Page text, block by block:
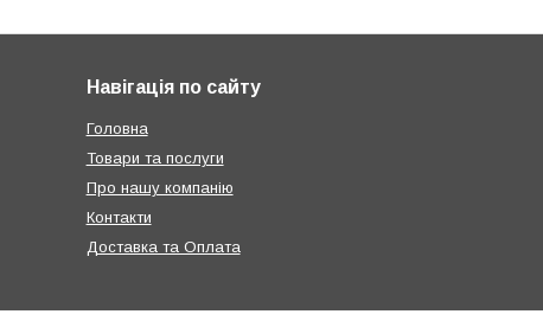
Навігація по сайту
Головна
Товари та послуги
Про нашу компанію
Контакти
Доставка та Оплата